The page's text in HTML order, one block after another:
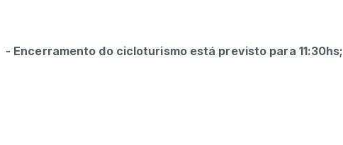
- Encerramento do cicloturismo está previsto para 11:30hs;